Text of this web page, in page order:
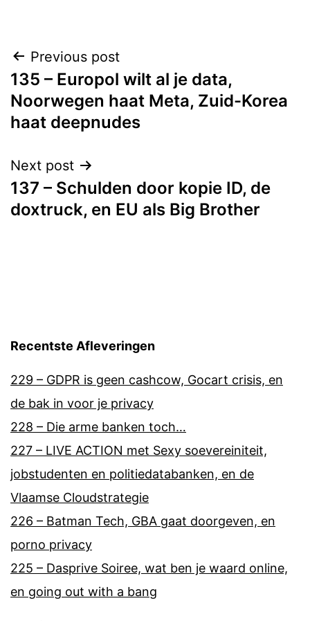
Post
navigation
Previous post
135 – Europol wilt al je data,
Noorwegen haat Meta, Zuid-Korea
haat deepnudes
Next post
137 – Schulden door kopie ID, de
doxtruck, en EU als Big Brother
Recentste Afleveringen
229 – GDPR is geen cashcow, Gocart crisis, en
de bak in voor je privacy
228 – Die arme banken toch…
227 – LIVE ACTION met Sexy soevereiniteit,
jobstudenten en politiedatabanken, en de
Vlaamse Cloudstrategie
226 – Batman Tech, GBA gaat doorgeven, en
porno privacy
225 – Dasprive Soiree, wat ben je waard online,
en going out with a bang